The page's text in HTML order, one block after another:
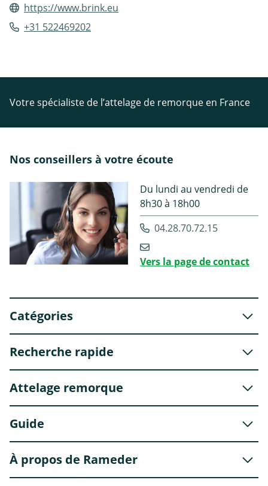
https://www.brink.eu
+31 522469202
Votre spécialiste de l’attelage de remorque en France
Nos conseillers à votre écoute
Du lundi au vendredi de
8h30 à 18h00
04.28.70.72.15
Vers la page de contact
Catégories
Recherche rapide
Attelage remorque
Guide
À propos de Rameder